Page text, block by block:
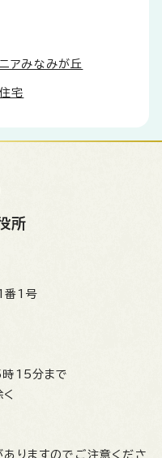
アみなみが丘
宅
所
番1号
15分まで
りますのでご注意くださ